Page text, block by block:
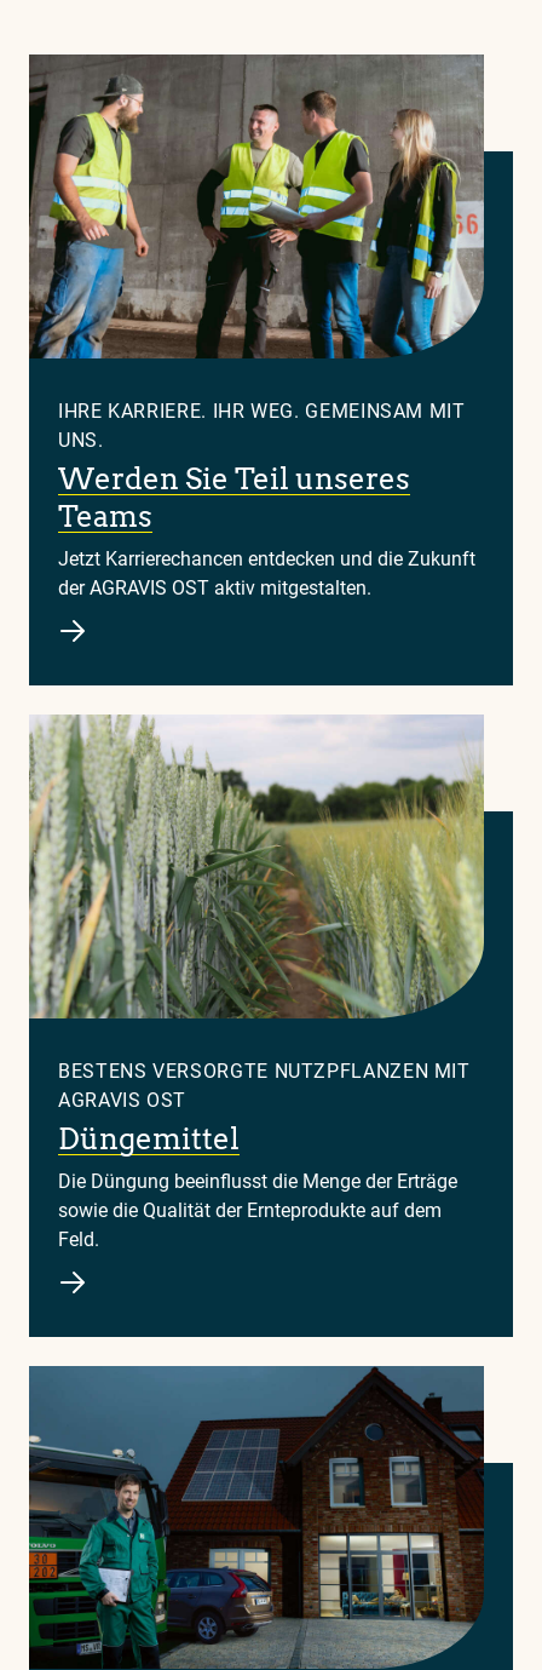
IHRE KARRIERE. IHR WEG. GEMEINSAM MIT
UNS.
Werden Sie Teil unseres
Teams
Jetzt Karrierechancen entdecken und die Zukunft
der AGRAVIS OST aktiv mitgestalten.
BESTENS VERSORGTE NUTZPFLANZEN MIT
AGRAVIS OST
Düngemittel
Die Düngung beeinflusst die Menge der Erträge
sowie die Qualität der Ernteprodukte auf dem
Feld.